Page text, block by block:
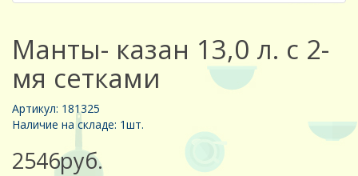
Манты- казан 13,0 л. с 2-
мя сетками
Артикул: 181325
Наличие на складе: 1шт.
2546руб.